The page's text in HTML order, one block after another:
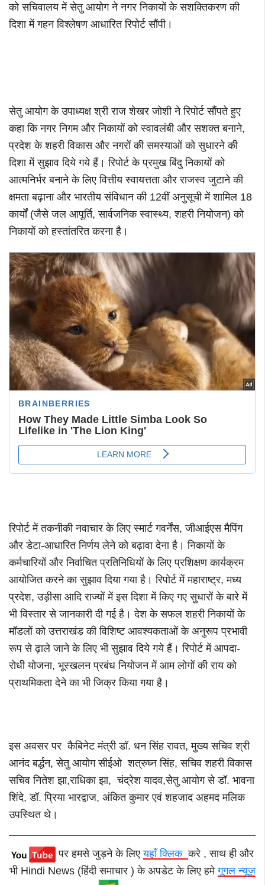
को सचिवालय में सेतु आयोग ने नगर निकायों के सशक्तिकरण की
दिशा में गहन विश्लेषण आधारित रिपोर्ट सौंपी।
सेतु आयोग के उपाध्यक्ष श्री राज शेखर जोशी ने रिपोर्ट सौंपते हुए
कहा कि नगर निगम और निकायों को स्वावलंबी और सशक्त बनाने,
प्रदेश के शहरी विकास और नगरों की समस्याओं को सुधारने की
दिशा में सुझाव दिये गये हैं। रिपोर्ट के प्रमुख बिंदु निकायों को
आत्मनिर्भर बनाने के लिए वित्तीय स्वायत्तता और राजस्व जुटाने की
क्षमता बढ़ाना और भारतीय संविधान की 12वीं अनुसूची में शामिल 18
कार्यों (जैसे जल आपूर्ति, सार्वजनिक स्वास्थ्य, शहरी नियोजन) को
निकायों को हस्तांतरित करना है।
रिपोर्ट में तकनीकी नवाचार के लिए स्मार्ट गवर्नेंस, जीआईएस मैपिंग
और डेटा-आधारित निर्णय लेने को बढ़ावा देना है। निकायों के
कर्मचारियों और निर्वाचित प्रतिनिधियों के लिए प्रशिक्षण कार्यक्रम
आयोजित करने का सुझाव दिया गया है। रिपोर्ट में महाराष्ट्र, मध्य
प्रदेश, उड़ीसा आदि राज्यों में इस दिशा में किए गए सुधारों के बारे में
भी विस्तार से जानकारी दी गई है। देश के सफल शहरी निकायों के
मॉडलों को उत्तराखंड की विशिष्ट आवश्यकताओं के अनुरूप प्रभावी
रूप से ढ़ाले जाने के लिए भी सुझाव दिये गये हैं। रिपोर्ट में आपदा-
रोधी योजना, भूस्खलन प्रबंध नियोजन में आम लोगों की राय को
प्राथमिकता देने का भी जिक्र किया गया है।
इस अवसर पर कैबिनेट मंत्री डॉ. धन सिंह रावत, मुख्य सचिव श्री
आनंद बर्द्धन, सेतु आयोग सीईओ शत्रुघ्न सिंह, सचिव शहरी विकास
सचिव नितेश झा,राधिका झा, चंद्रेश यादव,सेतु आयोग से डॉ. भावना
शिंदे, डॉ. प्रिया भारद्वाज, अंकित कुमार एवं शहजाद अहमद मलिक
उपस्थित थे।
पर हमसे जुड़ने के लिएयहाँ क्लिककरे , साथ ही और
भी Hindi News (हिंदी समाचार ) के अपडेट के लिए हमेगूगल न्यूज़